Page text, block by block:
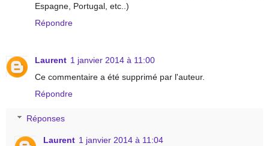
Espagne, Portugal, etc..)
Répondre
Laurent 1 janvier 2014 à 11:00
Ce commentaire a été supprimé par l'auteur.
Répondre
Réponses
Laurent 1 janvier 2014 à 11:04